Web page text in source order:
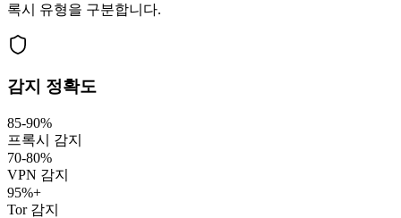
록시 유형을 구분합니다.
감지 정확도
85-90%
프록시 감지
70-80%
VPN 감지
95%+
Tor 감지